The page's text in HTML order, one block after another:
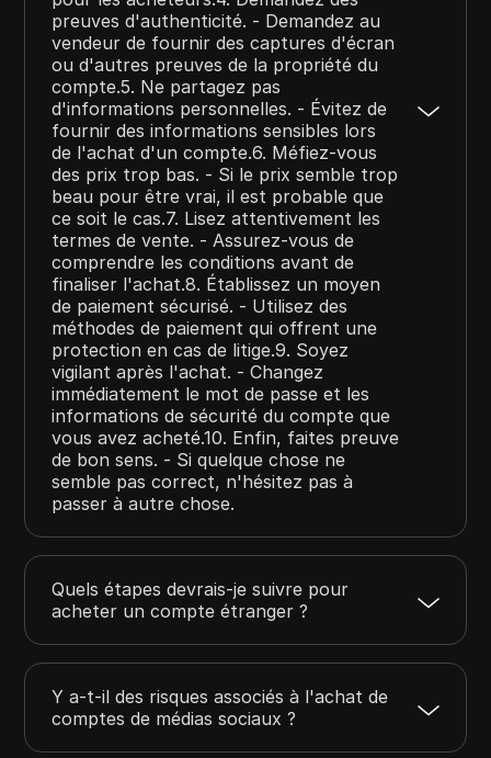
preuves d'authenticité. - Demandez au
vendeur de fournir des captures d'écran
ou d'autres preuves de la propriété du
compte.5. Ne partagez pas
d'informations personnelles. - Évitez de
fournir des informations sensibles lors
de l'achat d'un compte.6. Méfiez-vous
des prix trop bas. - Si le prix semble trop
beau pour être vrai, il est probable que
ce soit le cas.7. Lisez attentivement les
termes de vente. - Assurez-vous de
comprendre les conditions avant de
finaliser l'achat.8. Établissez un moyen
de paiement sécurisé. - Utilisez des
méthodes de paiement qui offrent une
protection en cas de litige.9. Soyez
vigilant après l'achat. - Changez
immédiatement le mot de passe et les
informations de sécurité du compte que
vous avez acheté.10. Enfin, faites preuve
de bon sens. - Si quelque chose ne
semble pas correct, n'hésitez pas à
passer à autre chose.
Quels étapes devrais-je suivre pour
acheter un compte étranger ?
Y a-t-il des risques associés à l'achat de
comptes de médias sociaux ?